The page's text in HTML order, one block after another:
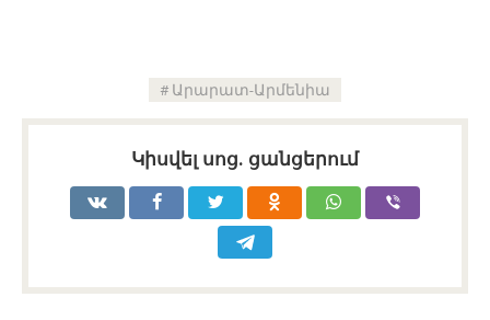
Արարատ-Արմենիա
Կիսվել սոց․ ցանցերում